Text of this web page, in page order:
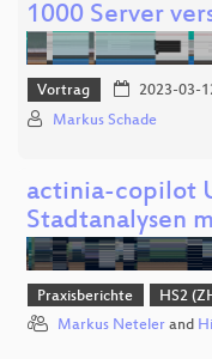
1000 Server
Vortrag 2023-03-
Markus Schade
actinia-copilot
Stadtanalysen
Praxisberichte HS2
Markus Neteler and